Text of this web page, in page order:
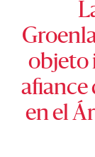
objeto
afiance
en el